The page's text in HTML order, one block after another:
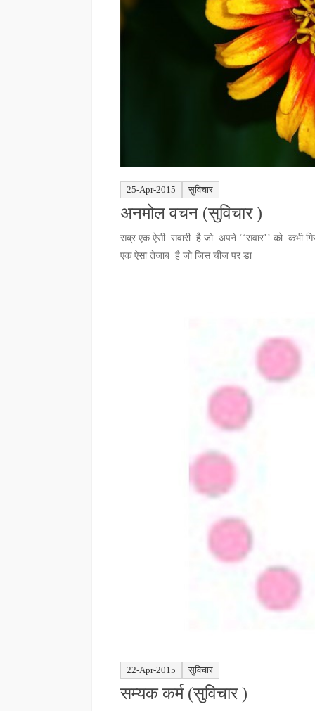
25-Apr-2015 सुविचार
अनमोल वचन (सुविचार )
सब्र एक ऐसी सवारी है जो अपने ‘‘सवार’’ को कभी
एक ऐसा तेजाब है जो जिस चीज पर डा
22-Apr-2015 सुविचार
सम्यक कर्म (सुविचार )